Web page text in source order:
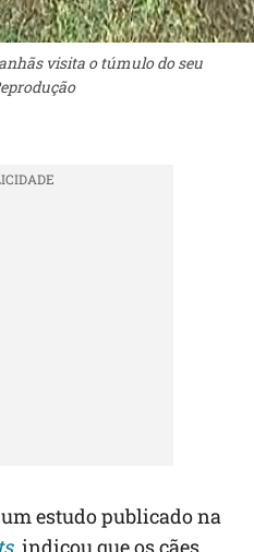
visita o túmulo do seu
estudo publicado na
, indicou que os cães